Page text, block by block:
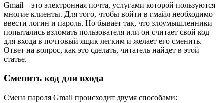
Gmail – это электронная почта, услугами которой пользуются
многие клиенты. Для того, чтобы войти в гмайл необходимо
ввести логин и пароль. Но бывает так, что злоумышленники
попытались взломать пользователя или он считает свой код
для входа в почтовый ящик легким и желает его сменить.
Ответ на вопрос, как это сделать, читатель найдет в этой
статье.
Сменить код для входа
Смена пароля Gmail происходит двумя способами: